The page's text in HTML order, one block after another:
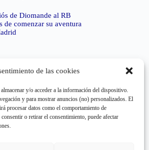
de las cookies
y/o acceder a la información del dispositivo.
y para mostrar anuncios (no) personalizados. El
procesar datos como el comportamiento de
o retirar el consentimiento, puede afectar
de Diomande al RB
de comenzar su aventura
status code